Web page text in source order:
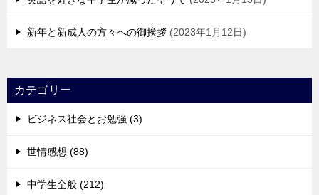
新年と新成人の方々への御挨拶 2023年1月12日
カテゴリー
ビジネス社会とお勉強 (3)
世情感想 (88)
中学生全般 (212)